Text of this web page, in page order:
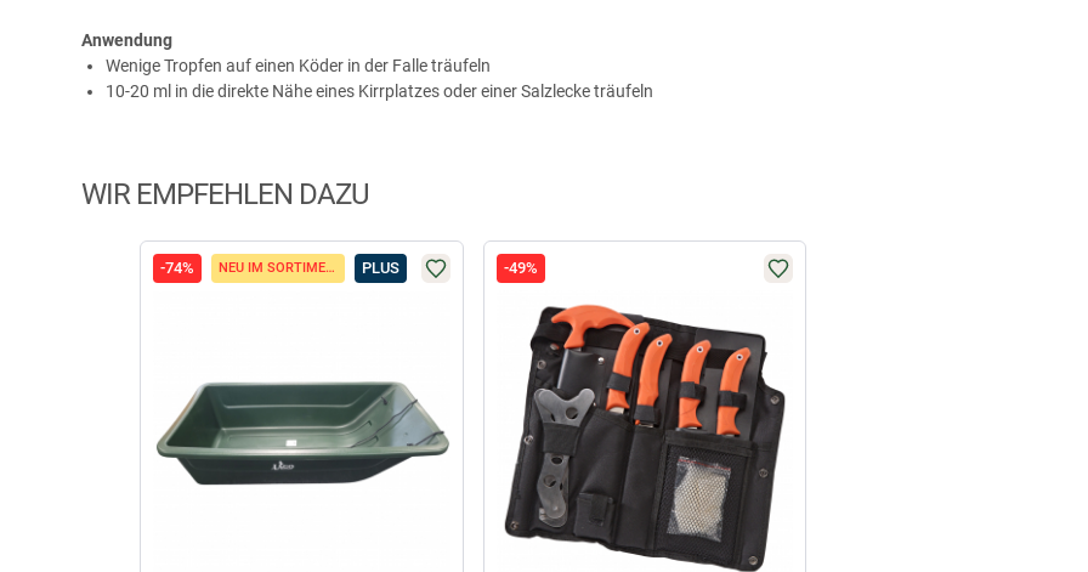
Anwendung
Wenige Tropfen auf einen Köder in der Falle träufeln
10-20 ml in die direkte Nähe eines Kirrplatzes oder einer Salzlecke träufeln
WIR EMPFEHLEN DAZU
-74% NEU IM SORTIMENT PLUS -49%